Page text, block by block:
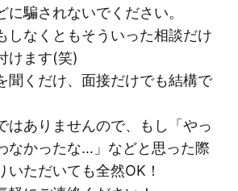
に騙されないでください。
しなくともそういった相談だけ
けます(笑)
聞くだけ、面接だけでも結構で
はありませんので、もし「やっ
なかったな…」などと思った際
いただいても全然OK！